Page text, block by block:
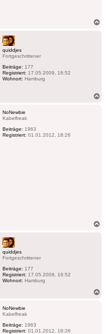
quiddjes
Fortgeschrittener
Beiträge: 177
Registriert: 17.05.2009, 16:52
Wohnort: Hamburg
NoNewbie
Kabelfreak
Beiträge: 1963
Registriert: 01.01.2012, 18:26
quiddjes
Fortgeschrittener
Beiträge: 177
Registriert: 17.05.2009, 16:52
Wohnort: Hamburg
NoNewbie
Kabelfreak
Beiträge: 1963
Registriert: 01.01.2012, 18:26